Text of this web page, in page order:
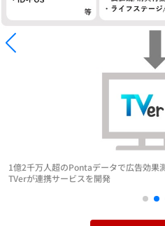
1億2千万人超のPontaデータで広告効果
TVerが連携サービスを開発